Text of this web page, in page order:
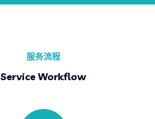
服务流程
Service Workflow